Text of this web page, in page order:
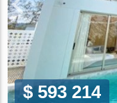
$ 593 214